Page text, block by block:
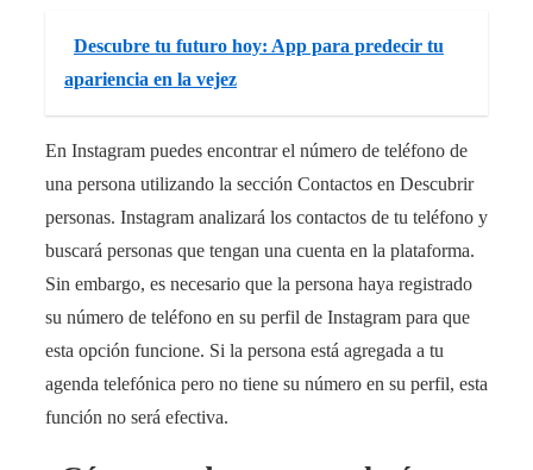
Descubre tu futuro hoy: App para predecir tu
apariencia en la vejez
En Instagram puedes encontrar el número de teléfono de
una persona utilizando la sección Contactos en Descubrir
personas. Instagram analizará los contactos de tu teléfono y
buscará personas que tengan una cuenta en la plataforma.
Sin embargo, es necesario que la persona haya registrado
su número de teléfono en su perfil de Instagram para que
esta opción funcione. Si la persona está agregada a tu
agenda telefónica pero no tiene su número en su perfil, esta
función no será efectiva.